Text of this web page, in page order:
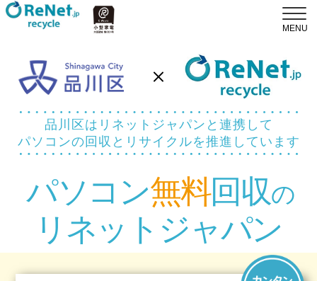
品川区はリネットジャパンと連携して
パソコンの回収とリサイクルを推進しています
パソコン無料回収の
リネットジャパン